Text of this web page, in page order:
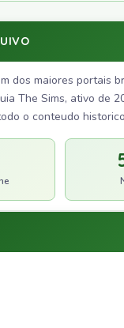
dos maiores portais
The Sims, ativo de
o conteudo